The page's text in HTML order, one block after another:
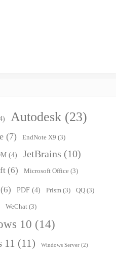
Autodesk (23)
(7) EndNote X9 (3)
(4) JetBrains (10)
(6) Microsoft Office (3)
(6) PDF (4) Prism (3) QQ (3)
WeChat (3)
10 (14)
11 (11) Windows Server (2)